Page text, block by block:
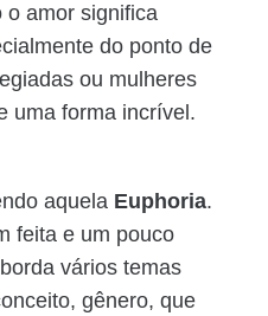
o amor significa
do ponto de
ou mulheres
uma forma incrível.
aquela Euphoria.
feita e um pouco
vários temas
gênero, que